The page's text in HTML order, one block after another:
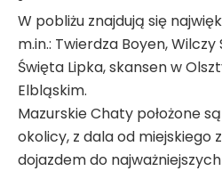
W pobliżu znajdują się
m.in.: Twierdza Boyen, Wilczy
Święta Lipka, skansen w
Elbląskim.
Mazurskie Chaty położone
okolicy, z dala od miejskiego
dojazdem do